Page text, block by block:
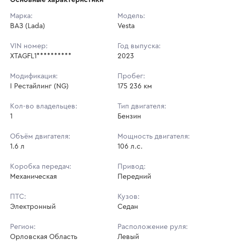
Шаг торгов: 6 608 ₽
Кол-во ставок:
Ставок не найдено
в аукционах
Марка:
ВАЗ (Lada)
Модель:
Vesta
VIN номер:
XTAGFL1**********
Год выпуска:
2023
Модификация:
I Рестайлинг (NG)
Пробег:
175 236 км
Кол-во владельцев:
1
Тип двигателя:
Бензин
Объём двигателя:
1.6 л
Мощность двигателя:
106 л.с.
Коробка передач:
Механическая
Привод:
Передний
ПТС:
Электронный
Кузов:
Седан
Регион:
Орловская Область
Расположение руля:
Левый